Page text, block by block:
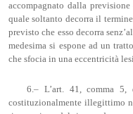
accompagnato dalla
quale soltanto decorra il
previsto che esso decorra
medesima si espone ad un
che sfocia in una eccentricità
6.– L’art. 41, comma 5,
costituzionalmente illegittimo